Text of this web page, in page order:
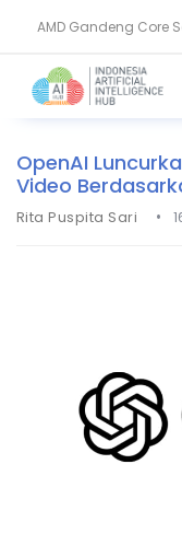
AMD Gandeng Core
AI Pangkas
OpenAI
Video
Rita Puspita Sari •